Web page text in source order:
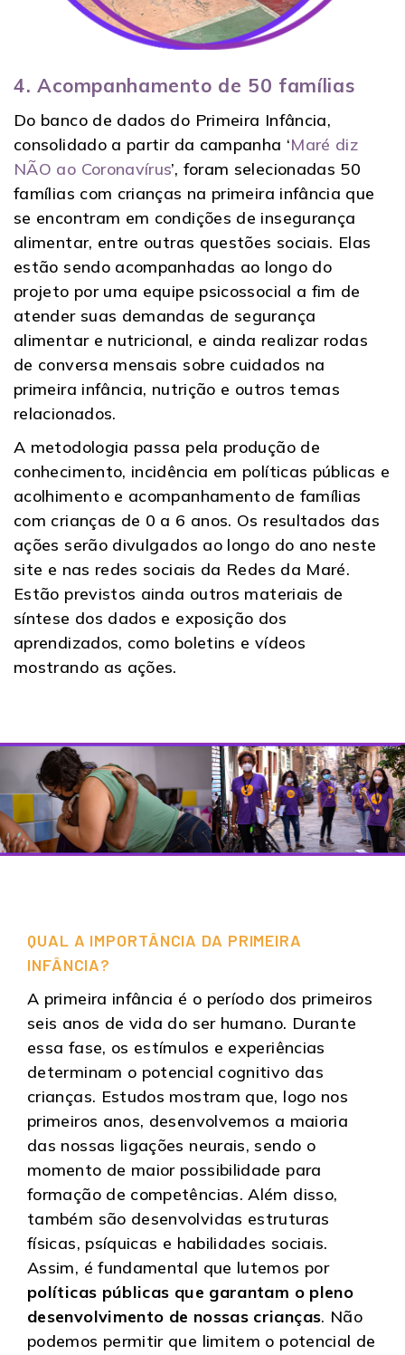
4. Acompanhamento de 50 famílias
Do banco de dados do Primeira Infância,
consolidado a partir da campanha ‘Maré diz
NÃO ao Coronavírus’, foram selecionadas 50
famílias com crianças na primeira infância que
se encontram em condições de insegurança
alimentar, entre outras questões sociais. Elas
estão sendo acompanhadas ao longo do
projeto por uma equipe psicossocial a fim de
atender suas demandas de segurança
alimentar e nutricional, e ainda realizar rodas
de conversa mensais sobre cuidados na
primeira infância, nutrição e outros temas
relacionados.
A metodologia passa pela produção de
conhecimento, incidência em políticas públicas e
acolhimento e acompanhamento de famílias
com crianças de 0 a 6 anos. Os resultados das
ações serão divulgados ao longo do ano neste
site e nas redes sociais da Redes da Maré.
Estão previstos ainda outros materiais de
síntese dos dados e exposição dos
aprendizados, como boletins e vídeos
mostrando as ações.
QUAL A IMPORTÂNCIA DA PRIMEIRA
INFÂNCIA?
A primeira infância é o período dos primeiros
seis anos de vida do ser humano. Durante
essa fase, os estímulos e experiências
determinam o potencial cognitivo das
crianças. Estudos mostram que, logo nos
primeiros anos, desenvolvemos a maioria
das nossas ligações neurais, sendo o
momento de maior possibilidade para
formação de competências. Além disso,
também são desenvolvidas estruturas
físicas, psíquicas e habilidades sociais.
Assim, é fundamental que lutemos por
políticas públicas que garantam o pleno
desenvolvimento de nossas crianças. Não
podemos permitir que limitem o potencial de